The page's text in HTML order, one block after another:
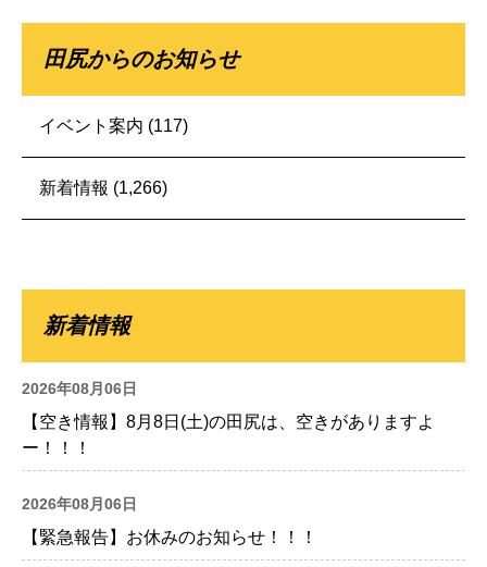
田尻からのお知らせ
イベント案内 (117)
新着情報 (1,266)
新着情報
2026年08月06日
【空き情報】8月8日(土)の田尻は、空きがありますよ
ー！！！
2026年08月06日
【緊急報告】お休みのお知らせ！！！